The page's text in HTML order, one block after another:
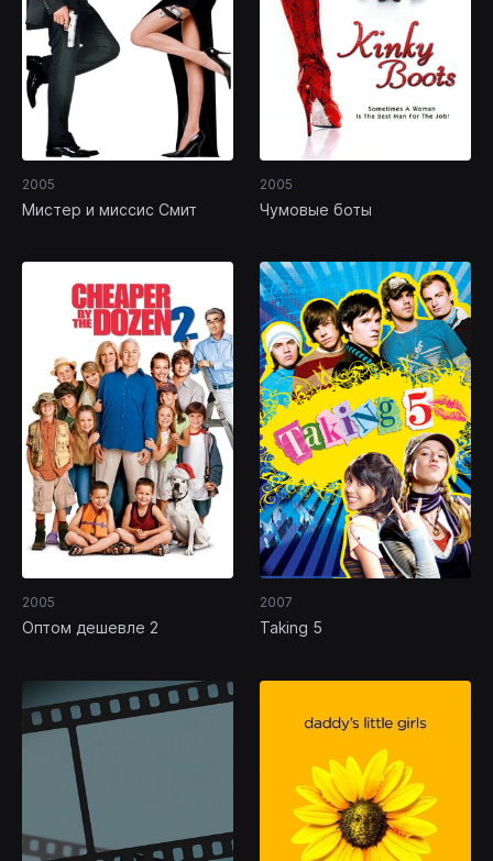
2005
Мистер и миссис Смит
2005
Чумовые боты
2005
Оптом дешевле 2
2007
Taking 5